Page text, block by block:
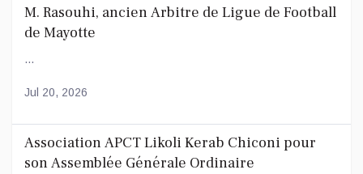
M. Rasouhi, ancien Arbitre de Ligue de Football
de Mayotte
...
Jul 20, 2026
Association APCT Likoli Kerab Chiconi pour
son Assemblée Générale Ordinaire